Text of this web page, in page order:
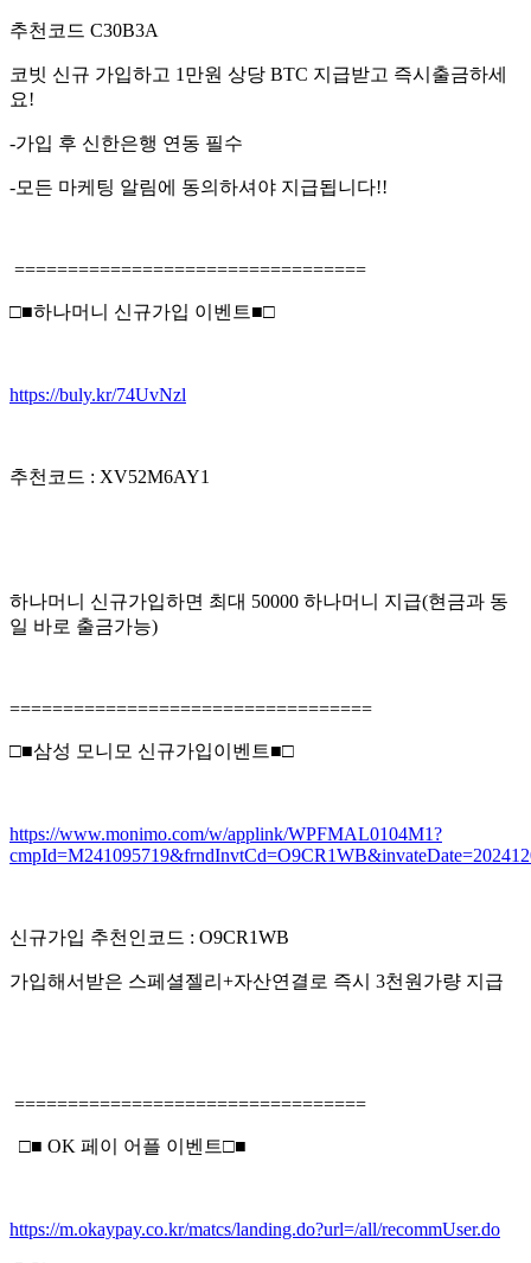
추천코드 C30B3A
코빗 신규 가입하고 1만원 상당 BTC 지급받고 즉시출금하세
요!
-가입 후 신한은행 연동 필수
-모든 마케팅 알림에 동의하셔야 지급됩니다!!
=================================
□■하나머니 신규가입 이벤트■□
https://buly.kr/74UvNzl
추천코드 : XV52M6AY1
하나머니 신규가입하면 최대 50000 하나머니 지급(현금과 동
일 바로 출금가능)
==================================
□■삼성 모니모 신규가입이벤트■□
https://www.monimo.com/w/applink/WPFMAL0104M1?
신규가입 추천인코드 : O9CR1WB
가입해서받은 스페셜젤리+자산연결로 즉시 3천원가량 지급
=================================
□■ OK 페이 어플 이벤트□■
https://m.okaypay.co.kr/matcs/landing.do?url=/all/recommUser.do